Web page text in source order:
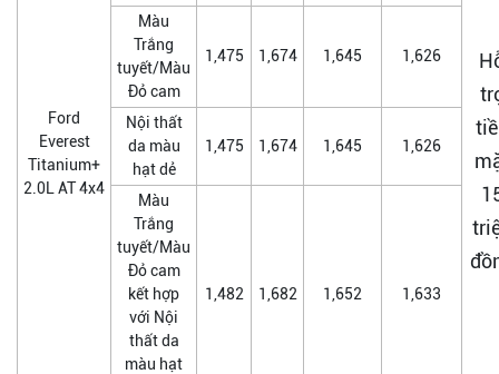
Ford
Everest
Titanium+
2.0L AT 4x4
Màu
Trắng
tuyết/Màu
Đỏ cam
1,475 1,674 1,645 1,626
Nội thất
da màu
hạt dẻ
1,475 1,674 1,645 1,626
Màu
Trắng
tuyết/Màu
Đỏ cam
kết hợp
với Nội
thất da
màu hạt
1,482 1,682 1,652 1,633